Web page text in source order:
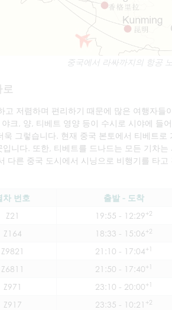
중국에서 라싸까지의 항공
고 저렴하며 편리하기 때문에 많은 여행자들
크, 양, 티베트 영양 등이 수시로 시야에 들
그렇습니다. 현재 중국 본토에서 티베트
니다. 또한, 티베트를 드나드는 모든 기차
다른 중국 도시에서 시닝으로 비행기를 타
차 번호 출발 - 도착
Z21 19:55 - 12:29+2
Z164 18:33 - 15:06+2
Z9821 21:10 - 17:04+1
Z6811 21:50 - 17:40+1
Z971 23:10 - 20:00+1
Z917 23:35 - 10:21 +2